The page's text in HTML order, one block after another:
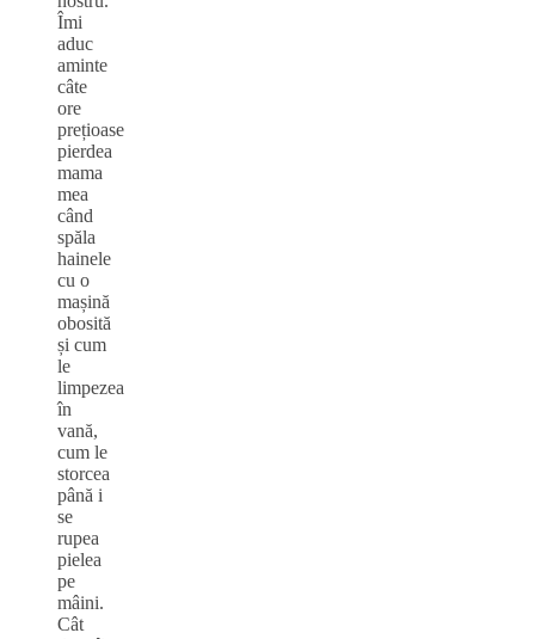
Îmi
aduc
aminte
câte
ore
prețioase
pierdea
mama
mea
când
spăla
hainele
cu o
mașină
obosită
și cum
le
limpezea
în
vană,
cum le
storcea
până i
se
rupea
pielea
pe
mâini.
Cât